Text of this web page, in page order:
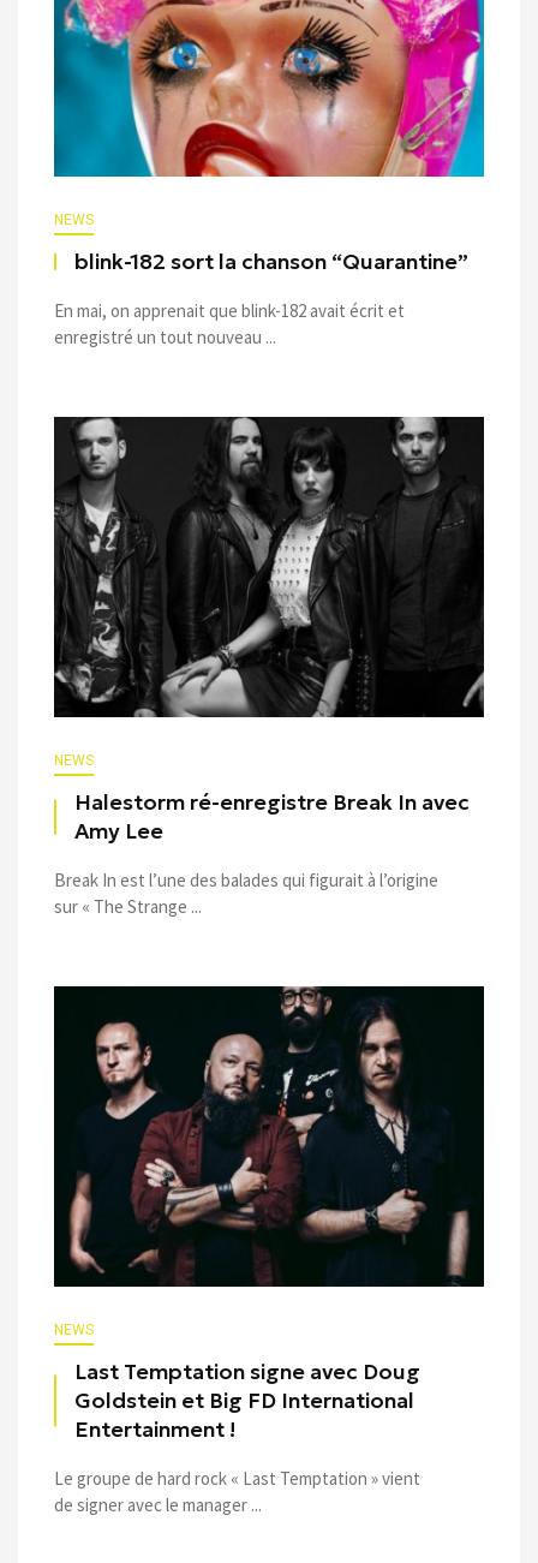
NEWS
blink-182 sort la chanson “Quarantine”
En mai, on apprenait que blink-182 avait écrit et
enregistré un tout nouveau ...
NEWS
Halestorm ré-enregistre Break In avec
Amy Lee
Break In est l’une des balades qui figurait à l’origine
sur « The Strange ...
NEWS
Last Temptation signe avec Doug
Goldstein et Big FD International
Entertainment !
Le groupe de hard rock « Last Temptation » vient
de signer avec le manager ...